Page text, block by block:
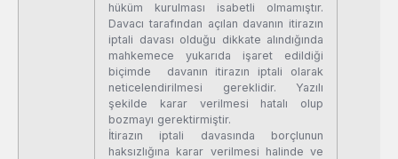
hüküm kurulması isabetli olmamıştır.
Davacı tarafından açılan davanın itirazın
iptali davası olduğu dikkate alındığında
mahkemece yukarıda işaret edildiği
biçimde davanın itirazın iptali olarak
neticelendirilmesi gereklidir. Yazılı
şekilde karar verilmesi hatalı olup
bozmayı gerektirmiştir.
İtirazın iptali davasında borçlunun
haksızlığına karar verilmesi halinde ve